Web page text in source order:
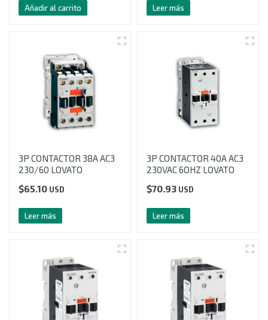
Añadir al carrito Leer más
3P CONTACTOR 38A AC3
230/60 LOVATO
$65.10 USD
Leer más
3P CONTACTOR 40A AC3
230VAC 6OHZ LOVATO
$70.93 USD
Leer más